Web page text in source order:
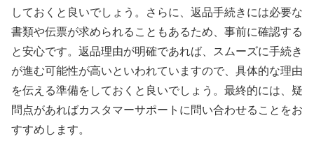
しておくと良いでしょう。さらに、返品手続きには必要な
書類や伝票が求められることもあるため、事前に確認する
と安心です。返品理由が明確であれば、スムーズに手続き
が進む可能性が高いといわれていますので、具体的な理由
を伝える準備をしておくと良いでしょう。最終的には、疑
問点があればカスタマーサポートに問い合わせることをお
すすめします。